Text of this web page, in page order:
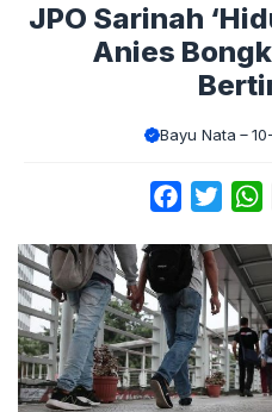
JPO Sarinah
Anies
Bayu Nata
Facebook